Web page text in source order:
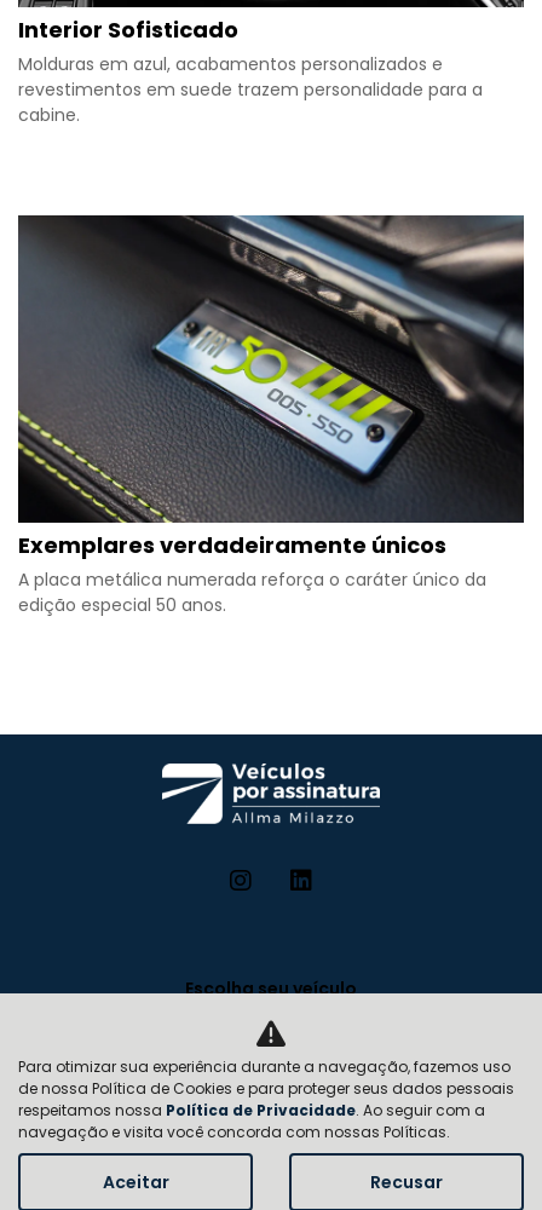
Interior Sofisticado
Molduras em azul, acabamentos personalizados e
revestimentos em suede trazem personalidade para a
cabine.
Exemplares verdadeiramente únicos
A placa metálica numerada reforça o caráter único da
edição especial 50 anos.
Escolha seu veículo
Como funciona
Vantagens
Planos
Para otimizar sua experiência durante a navegação, fazemos uso
de nossa Política de Cookies e para proteger seus dados pessoais
respeitamos nossa Política de Privacidade. Ao seguir com a
navegação e visita você concorda com nossas Políticas.
Aceitar Recusar